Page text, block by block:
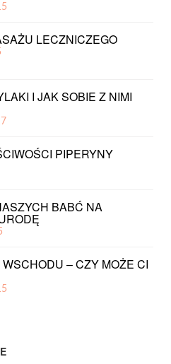
LECZNICZEGO
I JAK SOBIE Z NIMI
PIPERYNY
BABĆ NA
– CZY MOŻE CI